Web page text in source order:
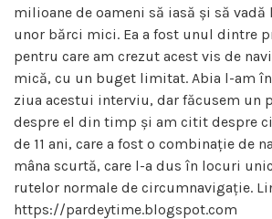
milioane de oameni să iasă și să
unor bărci mici. Ea a fost unul dintre
pentru care am crezut acest vis de
mică, cu un buget limitat. Abia l-am
ziua acestui interviu, dar făcusem un
despre el din timp și am citit despre
de 11 ani, care a fost o combinație de
mâna scurtă, care l-a dus în locuri
rutelor normale de circumnavigație.
https://pardeytime.blogspot.com